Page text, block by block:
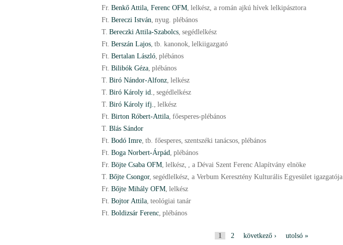
Fr. Benkő Attila, Ferenc OFM, lelkész, a román ajkú hívek lelkipásztora
Ft. Bereczi István, nyug. plébános
T. Bereczki Attila-Szabolcs, segédlelkész
Ft. Berszán Lajos, tb. kanonok, lelkiigazgató
Ft. Bertalan László, plébános
Ft. Bilibók Géza, plébános
T. Biró Nándor-Alfonz, lelkész
T. Biró Károly id., segédlelkész
T. Biró Károly ifj., lelkész
Ft. Birton Róbert-Attila, főesperes-plébános
T. Blás Sándor
Ft. Bodó Imre, tb. főesperes, szentszéki tanácsos, plébános
Ft. Boga Norbert-Árpád, plébános
Fr. Böjte Csaba OFM, lelkész, , a Dévai Szent Ferenc Alapítvány elnöke
T. Bőjte Csongor, segédlelkész, a Verbum Keresztény Kulturális Egyesület igazgatója
Fr. Bőjte Mihály OFM, lelkész
Ft. Bojtor Attila, teológiai tanár
Ft. Boldizsár Ferenc, plébános
1 2 következő › utolsó »